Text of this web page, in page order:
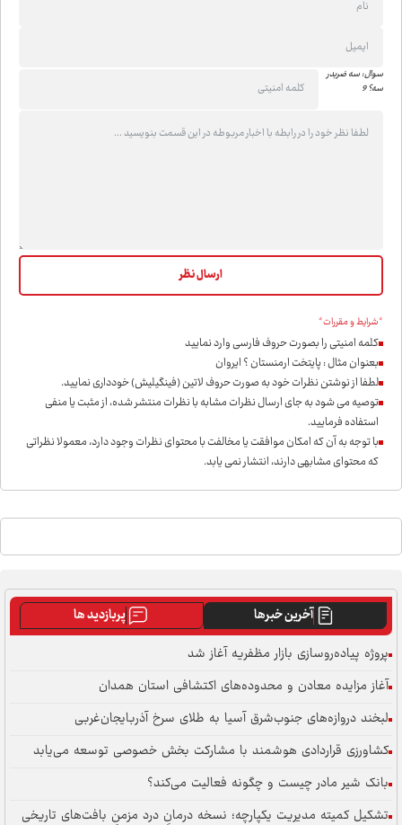
سوال: سه ضربدر
سه؟ 9
*شرایط و مقررات*
کلمه امنیتی را بصورت حروف فارسی وارد نمایید
بعنوان مثال : پایتخت ارمنستان ؟ ایروان
لطفا از نوشتن نظرات خود به صورت حروف لاتین (فینگیلیش) خودداری نمايید.
توصیه می شود به جای ارسال نظرات مشابه با نظرات منتشر شده، از مثبت یا منفی
استفاده فرمایید.
با توجه به آن که امکان موافقت یا مخالفت با محتوای نظرات وجود دارد، معمولا نظراتی
که محتوای مشابهی دارند، انتشار نمی یابد.
آخرین خبرها
پربازدید ها
پروژه پیاده‌روسازی بازار مظفریه آغاز شد
آغاز مزایده معادن و محدوده‌های اکتشافی استان همدان
لبخند دروازه‌های جنوب‌شرق آسیا به طلای سرخ آذربایجان‌غربی
کشاورزی قراردادی هوشمند با مشارکت بخش خصوصی توسعه می‌یابد
بانک شیر مادر چیست و چگونه فعالیت می‌کند؟
تشکیل کمیته مدیریت یکپارچه؛ نسخه درمانِ درد مزمنِ بافت‌های تاریخی